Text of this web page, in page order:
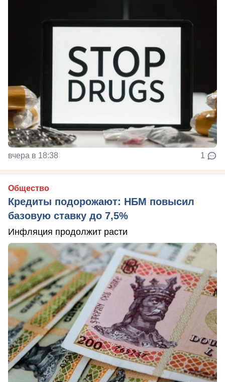
вчера в 18:38 1
Общество
Кредиты подорожают: НБМ повысил
базовую ставку до 7,5%
Инфляция продолжит расти